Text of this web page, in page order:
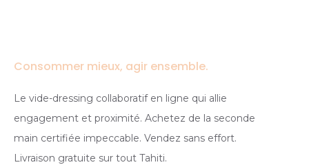
Consommer mieux, agir ensemble.
Le vide-dressing collaboratif en ligne qui allie
engagement et proximité. Achetez de la seconde
main certifiée impeccable. Vendez sans effort.
Livraison gratuite sur tout Tahiti.